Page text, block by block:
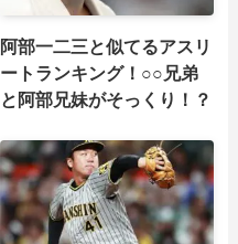
阿部一二三と似てるアスリ
ートランキング！○○兄弟
と阿部兄妹がそっくり！？